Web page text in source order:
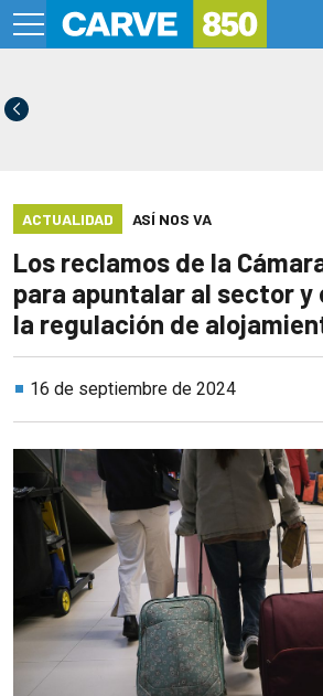
ACTUALIDAD ASÍ NOS VA
Los reclamos de la
para apuntalar al sector y
la regulación de
16 de septiembre de 2024